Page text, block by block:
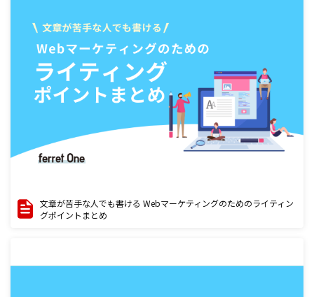
文章が苦手な人でも書ける Webマーケティングのためのライティン
グポイントまとめ